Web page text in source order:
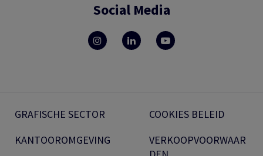
Social Media
GRAFISCHE SECTOR
KANTOOROMGEVING
COOKIES BELEID
VERKOOPVOORWAAR